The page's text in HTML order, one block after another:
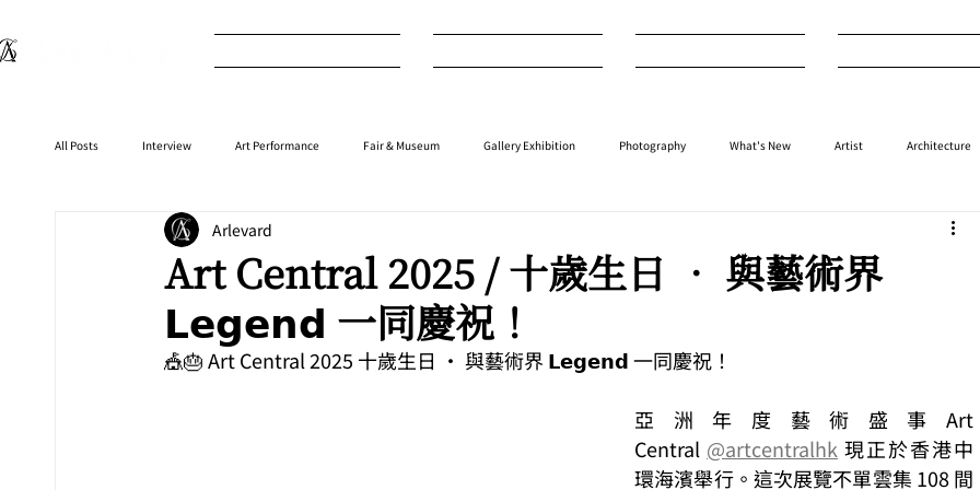
All Posts Interview Art Performance Fair & Museum Gallery Exhibition Photography What's New Artist Architecture
⁠⁠Product Anime Auction
Art Central 2025 / 十歲生日 • 與藝術界
𝗟𝗲𝗴𝗲𝗻𝗱 一同慶祝！
Arlevard
🎪🎂 Art Central 2025 十歲生日 • 與藝術界 𝗟𝗲𝗴𝗲𝗻𝗱 一同慶祝！
亞洲年度藝術盛事Art
Central @artcentralhk 現正於香港中
環海濱舉行。這次展覽不單雲集 108 間